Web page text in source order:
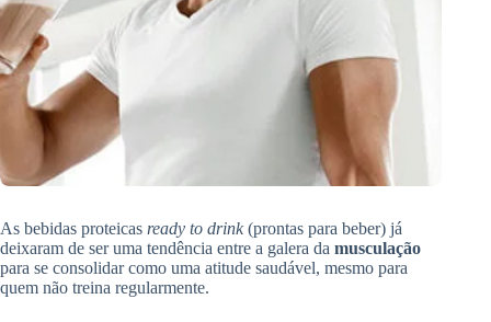
As bebidas proteicas ready to drink (prontas para beber) já
deixaram de ser uma tendência entre a galera da musculação
para se consolidar como uma atitude saudável, mesmo para
quem não treina regularmente.